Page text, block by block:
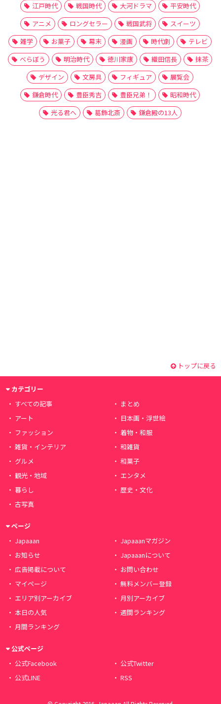
江戸時代 戦国時代 大河ドラマ
平安時代
アニメ
ロングセラー 戦国武将
スイーツ
雑学
お菓子 幕末 漫画 時代劇
テレビ
べらぼう
明治時代 徳川家康 織田信長
抹茶
デザイン
文房具 フィギュア
展覧会
鎌倉時代
豊臣秀吉 豊臣兄弟！
昭和時代
光る君へ
葛飾北斎 鎌倉殿の13人
トップに戻る
カテゴリー
すべての記事
まとめ
アート
日本画・浮世絵
ファッション
着物・和服
雑貨・インテリア
和雑貨
グルメ
和菓子
観光・地域
エンタメ
暮らし
歴史・文化
古写真
ページ
Japaaan
Japaaanマガジン
お知らせ
Japaaanについて
広告掲載について
お問い合わせ
マイページ
無料メンバー登録
エリア別アーカイブ
月別アーカイブ
本日の人気
週間ランキング
月間ランキング
公式ページ
公式Facebook
公式Twitter
公式LINE
RSS